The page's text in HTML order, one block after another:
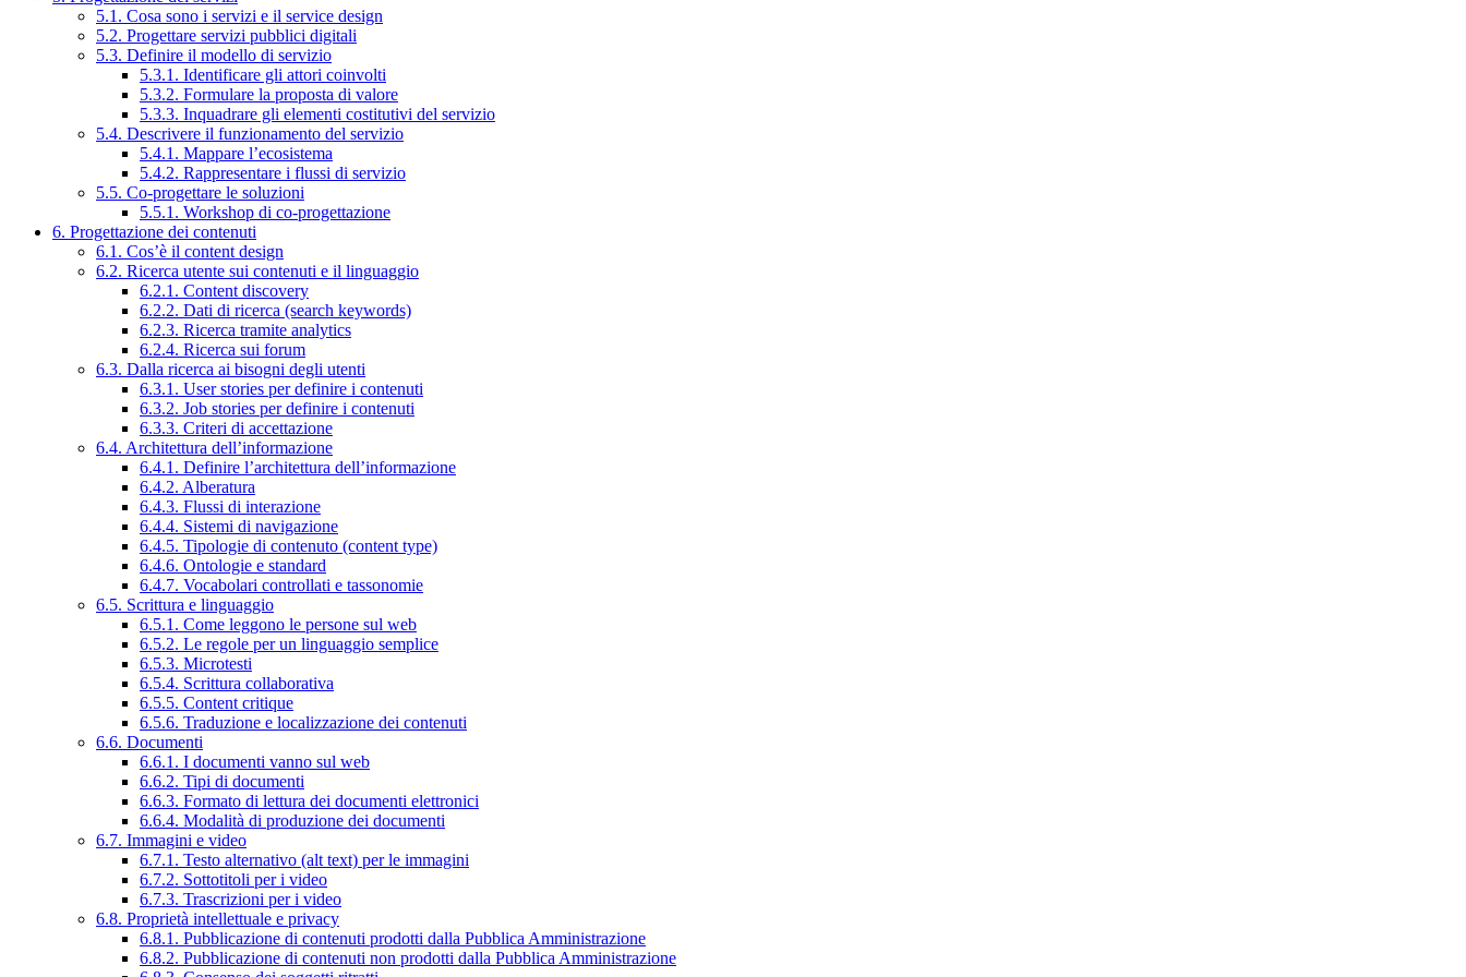
5.1. Cosa sono i servizi e il service design
5.2. Progettare servizi pubblici digitali
5.3. Definire il modello di servizio
5.3.1. Identificare gli attori coinvolti
5.3.2. Formulare la proposta di valore
5.3.3. Inquadrare gli elementi costitutivi del servizio
5.4. Descrivere il funzionamento del servizio
5.4.1. Mappare l’ecosistema
5.4.2. Rappresentare i flussi di servizio
5.5. Co-progettare le soluzioni
5.5.1. Workshop di co-progettazione
6. Progettazione dei contenuti
6.1. Cos’è il content design
6.2. Ricerca utente sui contenuti e il linguaggio
6.2.1. Content discovery
6.2.2. Dati di ricerca (search keywords)
6.2.3. Ricerca tramite analytics
6.2.4. Ricerca sui forum
6.3. Dalla ricerca ai bisogni degli utenti
6.3.1. User stories per definire i contenuti
6.3.2. Job stories per definire i contenuti
6.3.3. Criteri di accettazione
6.4. Architettura dell’informazione
6.4.1. Definire l’architettura dell’informazione
6.4.2. Alberatura
6.4.3. Flussi di interazione
6.4.4. Sistemi di navigazione
6.4.5. Tipologie di contenuto (content type)
6.4.6. Ontologie e standard
6.4.7. Vocabolari controllati e tassonomie
6.5. Scrittura e linguaggio
6.5.1. Come leggono le persone sul web
6.5.2. Le regole per un linguaggio semplice
6.5.3. Microtesti
6.5.4. Scrittura collaborativa
6.5.5. Content critique
6.5.6. Traduzione e localizzazione dei contenuti
6.6. Documenti
6.6.1. I documenti vanno sul web
6.6.2. Tipi di documenti
6.6.3. Formato di lettura dei documenti elettronici
6.6.4. Modalità di produzione dei documenti
6.7. Immagini e video
6.7.1. Testo alternativo (alt text) per le immagini
6.7.2. Sottotitoli per i video
6.7.3. Trascrizioni per i video
6.8. Proprietà intellettuale e privacy
6.8.1. Pubblicazione di contenuti prodotti dalla Pubblica Amministrazione
6.8.2. Pubblicazione di contenuti non prodotti dalla Pubblica Amministrazione